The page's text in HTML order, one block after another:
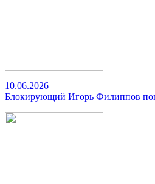
10.06.2026
Блокирующий Игорь Филиппов